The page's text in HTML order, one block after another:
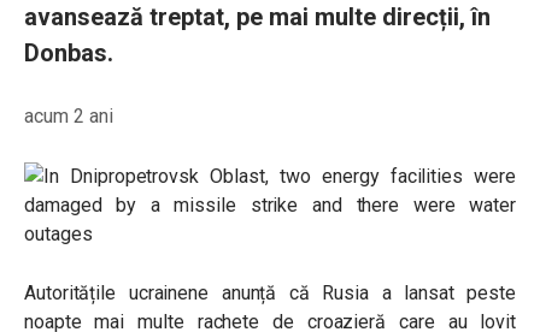
avansează treptat, pe mai multe direcții, în
Donbas.
acum 2 ani
Autoritățile ucrainene anunță că Rusia a lansat peste
noapte mai multe rachete de croazieră care au lovit